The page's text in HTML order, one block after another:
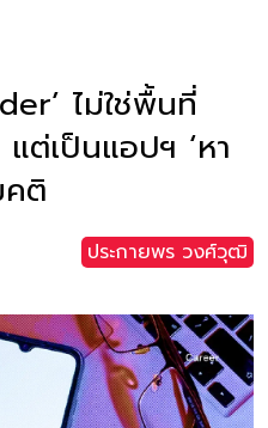
ไม่ใช่พื้นที่
แต่เป็นแอปฯ ‘หา
คติ
ประกายพร​ วงศ์​วุฒิ​